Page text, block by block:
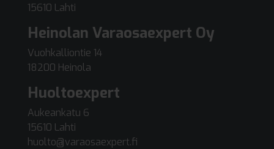
15610 Lahti
Heinolan Varaosaexpert Oy
Vuohkalliontie 14
18200 Heinola
Huoltoexpert
Aukeankatu 6
15610 Lahti
huolto@varaosaexpert.fi